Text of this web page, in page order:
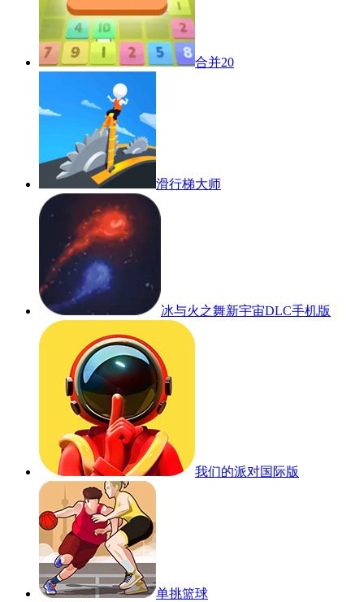
合并20
滑行梯大师
冰与火之舞新宇宙DLC手机版
我们的派对国际版
单挑篮球